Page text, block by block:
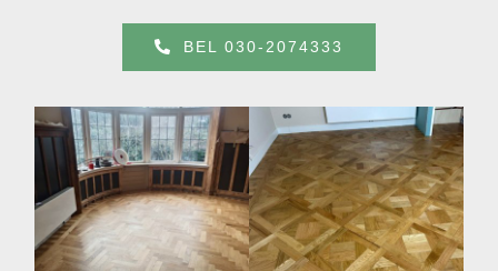
BEL 030-2074333